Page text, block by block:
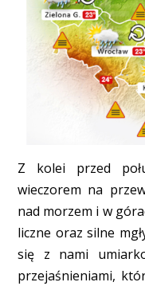
Z kolei przed
wieczorem na
nad morzem i w
liczne oraz silne
się z nami
przejaśnieniami,